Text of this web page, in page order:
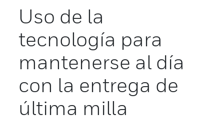
Uso de la
tecnología para
mantenerse al día
con la entrega de
última milla